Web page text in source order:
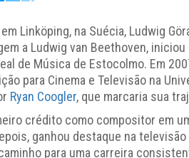
Linköping, na Suécia, Ludwig
a Ludwig van Beethoven,
de Música de Estocolmo. Em
para Cinema e Televisão na
Ryan Coogler, que marcaria sua
crédito como compositor em
ganhou destaque na
para uma carreira